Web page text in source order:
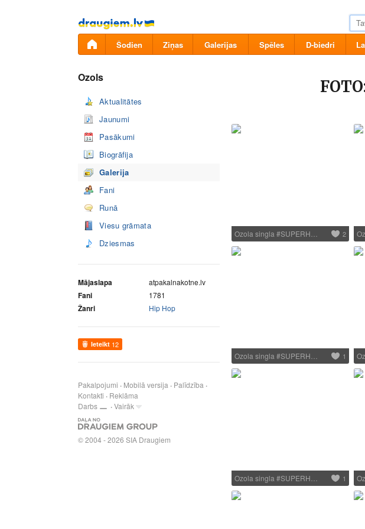
Pāriet
uz
saturu
Šodien Ziņas Galerijas Spēles D-biedri
Ozols
Aktualitātes
Jaunumi
Pasākumi
Biogrāfija
Galerija
Fani
Runā
Viesu grāmata
Dziesmas
Mājaslapa atpakalnakotne.lv
Fani 1781
Žanri Hip Hop
Ieteikt 12
Pakalpojumi Mobilā versija
Palīdzība
Kontakti
Reklāma
Darbs
Vairāk
© 2004 - 2026 SIA Draugiem
Ozola singla #SUPERH… 2
Ozola singla #SUPERH… 1
Ozola singla #SUPERH… 1